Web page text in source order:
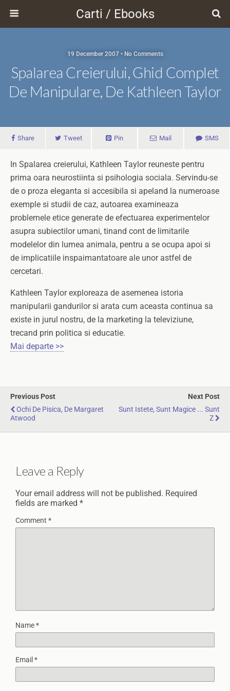
Carti / Ebooks
19 December 2007 • No Comments
Spalarea Creierului, Ghid Complet
De Manipulare, De Kathleen Taylor
Share Tweet Pin Mail SMS
In Spalarea creierului, Kathleen Taylor reuneste pentru
prima oara neurostiinta si psihologia sociala. Servindu-se
de o proza eleganta si accesibila si apeland la numeroase
exemple si studii de caz, autoarea examineaza
problemele etice generate de efectuarea experimentelor
asupra subiectilor umani, tinand cont de limitarile
modelelor din lumea animala, pentru a se ocupa apoi si
de implicatiile inspaimantatoare ale unor astfel de
cercetari.
Kathleen Taylor exploreaza de asemenea istoria
manipularii gandurilor si arata cum aceasta continua sa
existe in jurul nostru, de la marketing la televiziune,
trecand prin politica si educatie.
Mai departe >>
Previous Post
Ochi De Pisica, De Margaret
Atwood
Next Post
Sunt Istete, Sunt Magice ... Sunt
Z
Leave a Reply
Your email address will not be published. Required
fields are marked *
Comment *
Name*
Email *